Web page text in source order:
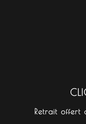
Retrait offert